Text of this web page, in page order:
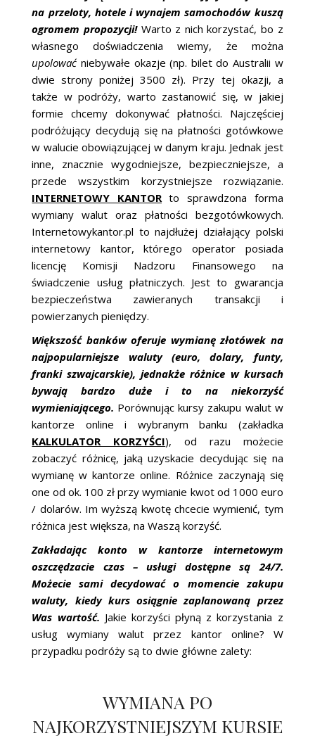
na przeloty, hotele i wynajem samochodów kuszą
ogromem propozycji!Warto z nich korzystać, bo z
własnego doświadczenia wiemy, że można
upolować niebywałe okazje (np. bilet do Australii w
dwie strony poniżej 3500 zł). Przy tej okazji, a
także w podróży, warto zastanowić się, w jakiej
formie chcemy dokonywać płatności. Najczęściej
podróżujący decydują się na płatności gotówkowe
w walucie obowiązującej w danym kraju. Jednak jest
inne, znacznie wygodniejsze, bezpieczniejsze, a
przede wszystkim korzystniejsze rozwiązanie.
INTERNETOWY KANTORto sprawdzona forma
wymiany walut oraz płatności bezgotówkowych.
Internetowykantor.pl to najdłużej działający polski
internetowy kantor, którego operator posiada
licencję Komisji Nadzoru Finansowego na
świadczenie usług płatniczych. Jest to gwarancja
bezpieczeństwa zawieranych transakcji i
powierzanych pieniędzy.
Większość banków oferuje wymianę złotówek na
najpopularniejsze waluty (euro, dolary, funty,
franki szwajcarskie), jednakże różnice w kursach
bywają bardzo duże i to na niekorzyść
wymieniającego. Porównując kursy zakupu walut w
kantorze online i wybranym banku (zakładka
KALKULATOR KORZYŚCI), od razu możecie
zobaczyć różnicę, jaką uzyskacie decydując się na
wymianę w kantorze online. Różnice zaczynają się
one od ok. 100 zł przy wymianie kwot od 1000 euro
/ dolarów. Im wyższą kwotę chcecie wymienić, tym
różnica jest większa, na Waszą korzyść.
Zakładając konto w kantorze internetowym
oszczędzacie czas – usługi dostępne są 24/7.
Możecie sami decydować o momencie zakupu
waluty, kiedy kurs osiągnie zaplanowaną przez
Was wartość. Jakie korzyści płyną z korzystania z
usług wymiany walut przez kantor online? W
przypadku podróży są to dwie główne zalety:
WYMIANA PO
NAJKORZYSTNIEJSZYM KURSIE